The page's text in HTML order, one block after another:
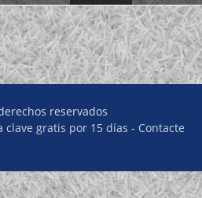
reservados
clave gratis por 15 días - Contacte